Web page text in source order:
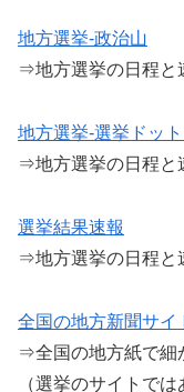
地方選挙-政治山
⇒地方選挙の日程と
地方選挙-選挙ドッ
⇒地方選挙の日程と
選挙結果速報
⇒地方選挙の日程と
全国の地方新聞サイ
⇒全国の地方紙で細
（選挙のサイトでは